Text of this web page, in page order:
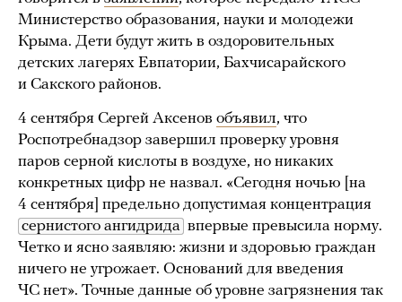
Министерство образования, науки и молодежи
Крыма. Дети будут жить в оздоровительных
детских лагерях Евпатории, Бахчисарайского
и Сакского районов.
4 сентября Сергей Аксенов объявил, что
Роспотребнадзор завершил проверку уровня
паров серной кислоты в воздухе, но никаких
конкретных цифр не назвал. «Сегодня ночью [на
4 сентября] предельно допустимая концентрация
сернистого ангидрида впервые превысила норму.
Четко и ясно заявляю: жизни и здоровью граждан
ничего не угрожает. Оснований для введения
ЧС нет». Точные данные об уровне загрязнения так